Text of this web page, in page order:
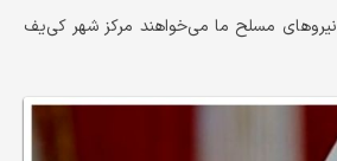
مسلح ما می‌خواهند مرکز شهر کی‌یف